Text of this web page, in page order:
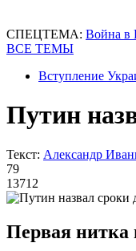
СПЕЦТЕМА: Война в
ВСЕ ТЕМЫ
Вступление
Путин
Текст: Александр
79
13712
Первая нитка